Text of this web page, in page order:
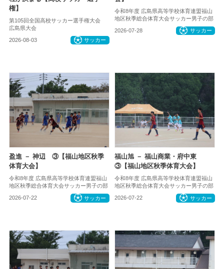
権】
第105回全国高校サッカー選手権大会
広島県大会
2026-08-03 サッカー
令和8年度 広島県高等学校体育連盟福山
地区秋季総合体育大会サッカー男子の部
2026-07-28 サッカー
盈進 － 神辺 ③【福山地区秋季
体育大会】
令和8年度 広島県高等学校体育連盟福山
地区秋季総合体育大会サッカー男子の部
2026-07-22 サッカー
福山旭 － 福山商業・府中東
③【福山地区秋季体育大会】
令和8年度 広島県高等学校体育連盟福山
地区秋季総合体育大会サッカー男子の部
2026-07-22 サッカー